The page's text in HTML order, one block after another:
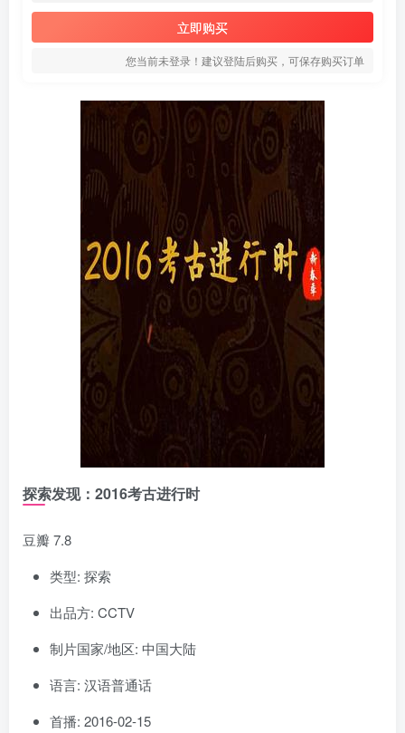
立即购买
您当前未登录！建议登陆后购买，可保存购买订单
探索发现：2016考古进行时
豆瓣 7.8
类型: 探索
出品方: CCTV
制片国家/地区: 中国大陆
语言: 汉语普通话
首播: 2016-02-15